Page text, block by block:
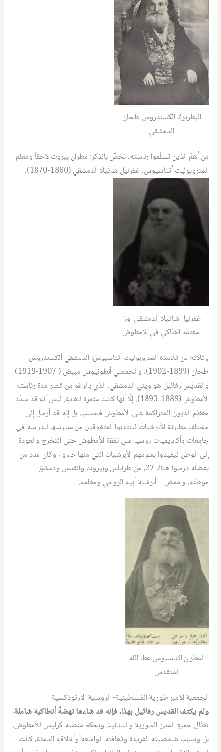
البطريرك الكسندروس طحان
الدمشقي
من أهمّ الذين تسلّموا رئاسته، نخصّ بالذكر: مطران بيروت لاحقاً ومعلم
المتروبوليت أثناسيوس، غفرئيل شاتيلا الدمشقي (1860-1870)،
غفرئيل شاتيلا الدمشقي اول
معتمد انطاكي في الامطوش
وثلاثة من تلامذة المتروبوليت أثناسيوس: الدمشقي ألكسندروس
طحان (1899-1902)، والحمصي أنطونيوس مبيض ( 1907-1919)
والقديس رفائيل هواويني الدمشقي، الذي بالرغم من قصر مدة رئاسته
الأمطوش (1889-1893)، إلّا أنها كانت مثمرة للغاية. ليس أنه قد سدّد
معظم الديون المتراكمة على الأمطوش فحسب، بل إنه قد أرسل إلى
مختلف مطارنة الأبرشيات لينتدبوا المتفوقين من مدارسها للدراسة في
جامعات وأكاديميات روسيا على نفقة الأمطوش حتى التخرج والعودة
إلى الوطن ليفيدوا بعلومهم الأبرشيات التي منها جاءوا، وكان عدد من
بفضله درسوا هناك 27، من طرابلس وبيروت والقدس ودمشق –
موطنه، وحمص – أبرشية أبيه الروحي ومعلمه.
المطران اثناسيوس عطا الله
المتقدس
الجمعية الامبراطورية الفلسطينية- الروسية الارثوذكسية
ولم يكتف القديس رفائيل بهذا، فإنه قد شاءها نهضةً أنطاكية شاملة،
تطال جميع المدن السورية واللبنانية. وبحكم منصبه كرئيس للأمطوش،
بل وبسبب شخصيته الفريدة وثقافته الواسعة وأخلاقه الدمثة، كانت